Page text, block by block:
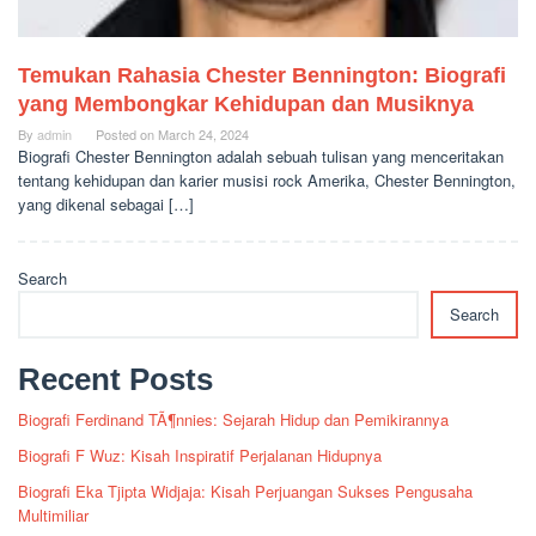
Temukan Rahasia Chester Bennington: Biografi
yang Membongkar Kehidupan dan Musiknya
By admin Posted on March 24, 2024
Biografi Chester Bennington adalah sebuah tulisan yang menceritakan
tentang kehidupan dan karier musisi rock Amerika, Chester Bennington,
yang dikenal sebagai […]
Search
Search
Recent Posts
Biografi Ferdinand TÃ¶nnies: Sejarah Hidup dan Pemikirannya
Biografi F Wuz: Kisah Inspiratif Perjalanan Hidupnya
Biografi Eka Tjipta Widjaja: Kisah Perjuangan Sukses Pengusaha
Multimiliar